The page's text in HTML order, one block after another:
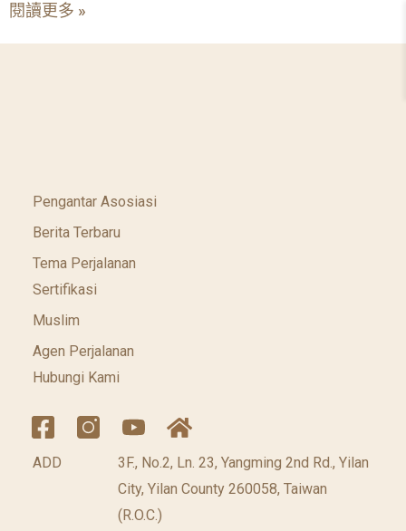
閱讀更多 »
Pengantar Asosiasi
Berita Terbaru
Tema Perjalanan
Sertifikasi
Muslim
Agen Perjalanan
Hubungi Kami
ADD
3F., No.2, Ln. 23, Yangming 2nd Rd., Yilan
City, Yilan County 260058, Taiwan
(R.O.C.)